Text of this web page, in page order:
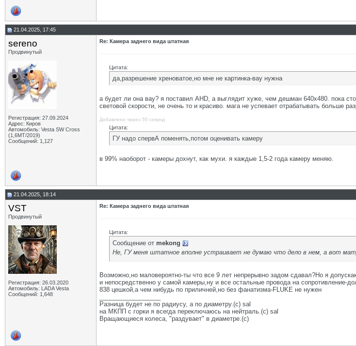
21.04.2025, 17:45
sereno
Продвинутый
Регистрация: 27.09.2024
Адрес: Киров
Автомобиль: Vesta SW Cross
(1,6МТ/2019)
Сообщений: 1,127
Re: Камера заднего вида штатная
Цитата:
да,разрешение хреноватое,но мне не картинка-вау нужна
а будет ли она вау? я поставил AHD, а выглядит хуже, чем дешман 640х480. пока
световой скорости, не очень то и красиво. мага не успевает отрабатывать больше
Добавлено через 55 секунд
Цитата:
ГУ надо спервА поменять,потом оценивать камеру
в 99% наоборот - камеры дохнут, как мухи. я каждые 1,5-2 года камеру меняю.
21.04.2025, 18:14
VST
Продвинутый
Регистрация: 26.03.2020
Автомобиль: LADA Vesta
Сообщений: 1,648
Re: Камера заднего вида штатная
Цитата:
Сообщение от mekong
Не, ГУ меня штатное вполне устраивает не думаю что дело в нем, а вот
Возможно,но маловероятно-ты что все 9 лет непрерывно задом сдавал?Но я
и непосредственно у самой камеры,ну и все остальные провода на
838 цешкой,а чем нибудь по приличней,но без фанатизма-FLUKE не нужен
Разница будет не по радиусу, а по диаметру.(с) sal
на МКПП с горки я всегда переключаюсь на нейтраль.(с) sal
Вращающиеся колеса, "раздувает" в диаметре.(с)